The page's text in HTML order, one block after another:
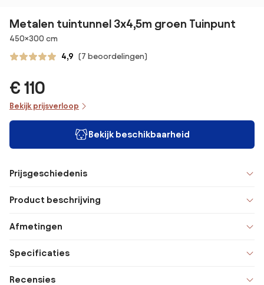
Metalen tuintunnel 3x4,5m groen Tuinpunt
Afmetingen
450×300 cm
4,9 (7 beoordelingen)
€ 110
Bekijk prijsverloop
Bekijk beschikbaarheid
Prijsgeschiedenis
Product beschrijving
Afmetingen
Specificaties
Recensies